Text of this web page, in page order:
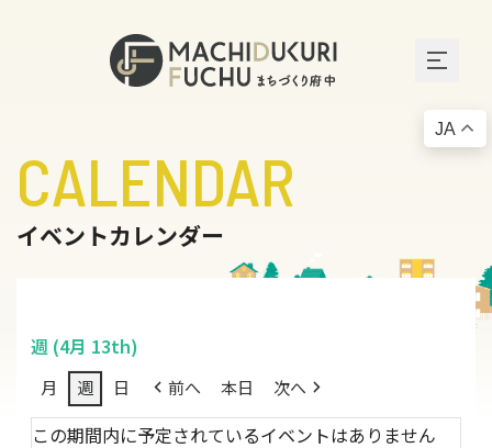
CALENDAR
イベントカレンダー
週 (4月 13th)
月 週 日 前へ 本日 次へ
この期間内に予定されているイベントはありません
JA